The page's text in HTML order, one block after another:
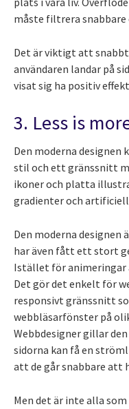
måste filtrera snabbare
Det är viktigt att
användaren landar på
visat sig ha positiv
3. Less is
Den moderna designen
stil och ett gränssnitt
ikoner och platta
gradienter och
Den moderna
har även fått ett stort
Istället för animeringar
Det gör det enkelt för
responsivt gränssnitt
webbläsarfönster på
Webbdesigner gillar
sidorna kan få en
att de går snabbare att
Men det är inte alla